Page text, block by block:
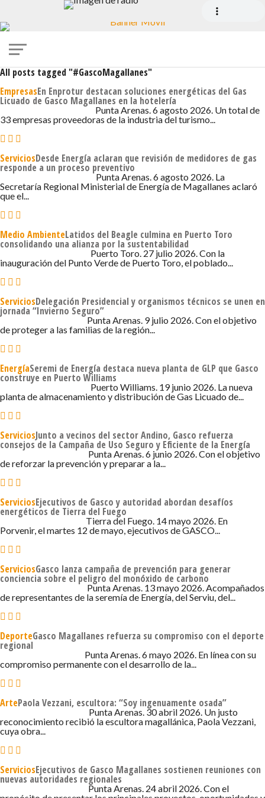
All posts tagged "#GascoMagallanes"
EmpresasEn Enprotur destacan soluciones energéticas del Gas
Licuado de Gasco Magallanes en la hotelería
6 DE AGOSTO DE 2026 - 7:28 Punta Arenas. 6 agosto 2026. Un total de
33 empresas proveedoras de la industria del turismo...
ServiciosDesde Energía aclaran que revisión de medidores de gas
responde a un proceso preventivo
6 DE AGOSTO DE 2026 - 6:05 Punta Arenas. 6 agosto 2026. La
Secretaría Regional Ministerial de Energía de Magallanes aclaró
que el...
Medio AmbienteLatidos del Beagle culmina en Puerto Toro
consolidando una alianza por la sustentabilidad
Puerto Toro. 27 julio 2026. Con la
inauguración del Punto Verde de Puerto Toro, el poblado...
ServiciosDelegación Presidencial y organismos técnicos se unen en
jornada “Invierno Seguro”
9 DE JULIO DE 2026 - 2:44 Punta Arenas. 9 julio 2026. Con el objetivo
de proteger a las familias de la región...
EnergíaSeremi de Energía destaca nueva planta de GLP que Gasco
construye en Puerto Williams
19 DE JUNIO DE 2026 - 4:29 Puerto Williams. 19 junio 2026. La nueva
planta de almacenamiento y distribución de Gas Licuado de...
ServiciosJunto a vecinos del sector Andino, Gasco refuerza
consejos de la Campaña de Uso Seguro y Eficiente de la Energía
6 DE JUNIO DE 2026 - 8:05 Punta Arenas. 6 junio 2026. Con el objetivo
de reforzar la prevención y preparar a la...
ServiciosEjecutivos de Gasco y autoridad abordan desafíos
energéticos de Tierra del Fuego
14 DE MAYO DE 2026 - 3:16 Tierra del Fuego. 14 mayo 2026. En
Porvenir, el martes 12 de mayo, ejecutivos de GASCO...
ServiciosGasco lanza campaña de prevención para generar
conciencia sobre el peligro del monóxido de carbono
13 DE MAYO DE 2026 - 4:36 Punta Arenas. 13 mayo 2026. Acompañados
de representantes de la seremía de Energía, del Serviu, del...
DeporteGasco Magallanes refuerza su compromiso con el deporte
regional
6 DE MAYO DE 2026 - 2:59 Punta Arenas. 6 mayo 2026. En línea con su
compromiso permanente con el desarrollo de la...
ArtePaola Vezzani, escultora: “Soy ingenuamente osada”
30 DE ABRIL DE 2026 - 7:05 Punta Arenas. 30 abril 2026. Un justo
reconocimiento recibió la escultora magallánica, Paola Vezzani,
cuya obra...
ServiciosEjecutivos de Gasco Magallanes sostienen reuniones con
nuevas autoridades regionales
Punta Arenas. 24 abril 2026. Con el